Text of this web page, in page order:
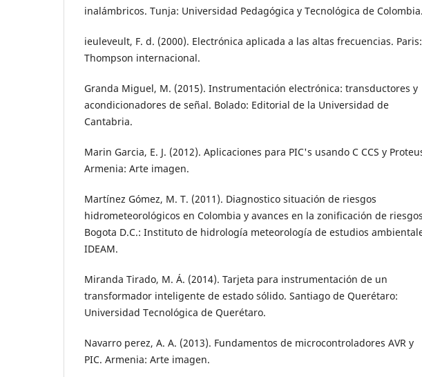
inalámbricos. Tunja: Universidad Pedagógica y Tecnológica de Colombia.
ieuleveult, F. d. (2000). Electrónica aplicada a las altas frecuencias. Paris:
Thompson internacional.
Granda Miguel, M. (2015). Instrumentación electrónica: transductores y
acondicionadores de señal. Bolado: Editorial de la Universidad de
Cantabria.
Marin Garcia, E. J. (2012). Aplicaciones para PIC's usando C CCS y
Armenia: Arte imagen.
Martínez Gómez, M. T. (2011). Diagnostico situación de riesgos
hidrometeorológicos en Colombia y avances en la zonificación de
Bogota D.C.: Instituto de hidrología meteorología de estudios
IDEAM.
Miranda Tirado, M. Á. (2014). Tarjeta para instrumentación de un
transformador inteligente de estado sólido. Santiago de Querétaro:
Universidad Tecnológica de Querétaro.
Navarro perez, A. A. (2013). Fundamentos de microcontroladores AVR y
PIC. Armenia: Arte imagen.